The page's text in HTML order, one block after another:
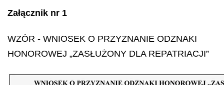
Załącznik nr 1
WZÓR - WNIOSEK O PRZYZNANIE ODZNAKI
HONOROWEJ „ZASŁUŻONY DLA REPATRIACJI”